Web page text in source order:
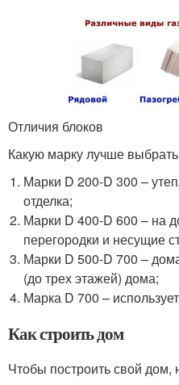
Отличия блоков
Какую марку лучше
Марки D 200-D 300 –
отделка;
Марки D 400-D 600 – на
перегородки и несущие
Марки D 500-D 700 –
(до трех этажей) дома;
Марка D 700 –
Как строить дом
Чтобы построить свой дом,